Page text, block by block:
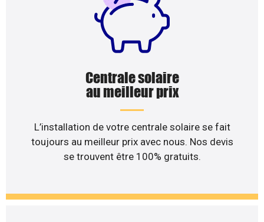
Centrale solaire
au meilleur prix
L’installation de votre centrale solaire se fait
toujours au meilleur prix avec nous. Nos devis
se trouvent être 100% gratuits.